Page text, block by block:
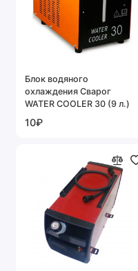
Блок водяного
охлаждения Сварог
WATER COOLER 30 (9 л.)
10₽